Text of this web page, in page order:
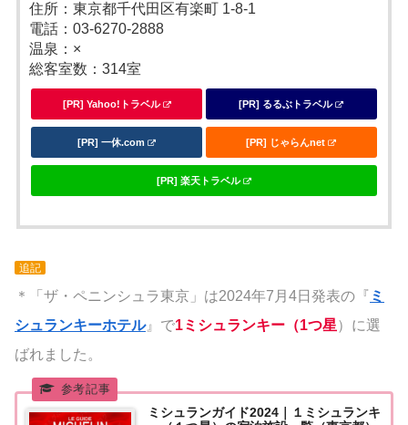
住所：東京都千代田区有楽町 1-8-1
電話：03-6270-2888
温泉：×
総客室数：314室
[PR] Yahoo!トラベル [PR] るるぶトラベル
[PR] 一休.com [PR] じゃらんnet
[PR] 楽天トラベル
追記
＊「ザ・ペニンシュラ東京」は2024年7月4日発表の『 ミ
シュランキーホテル』で1ミシュランキー（1つ星）に選
ばれました。
ミシュランガイド2024｜１ミシュランキ